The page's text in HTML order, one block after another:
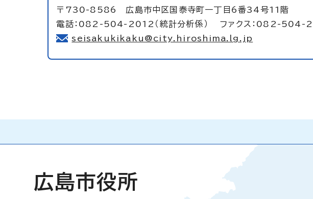
〒730-8586 広島市中区国泰寺町一丁目6番34号11階
電話：082-504-2012（統計分析係） ファクス：082-504-
seisakukikaku@city.hiroshima.lg.jp
広島市役所